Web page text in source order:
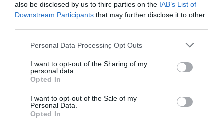
also be disclosed by us to third parties on the IAB’s List of
Downstream Participants that may further disclose it to other
Personal Data Processing Opt Outs
I want to opt-out of the Sharing of my
personal data.
Opted In
I want to opt-out of the Sale of my
Personal Data.
Opted In